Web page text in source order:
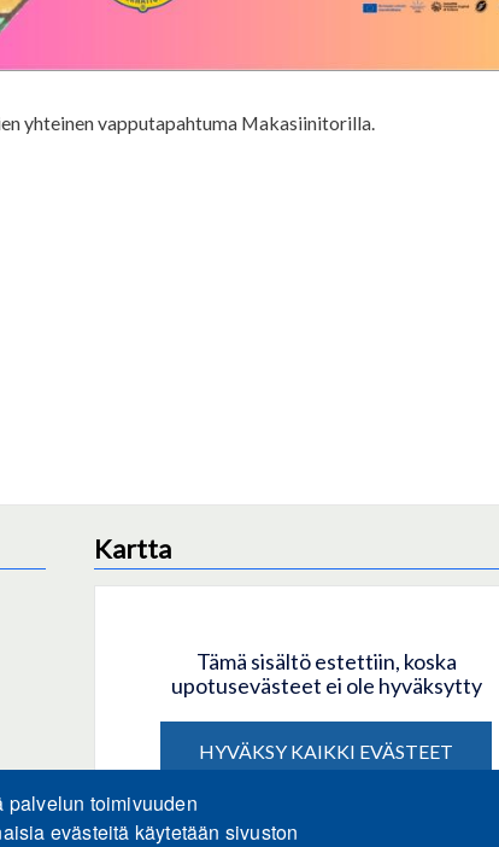
yhteinen vapputapahtuma Makasiinitorilla.
Kartta
Tämä sisältö estettiin, koska
upotusevästeet ei ole hyväksytty
HYVÄKSY KAIKKI EVÄSTEET
palvelun toimivuuden
evästeitä käytetään sivuston